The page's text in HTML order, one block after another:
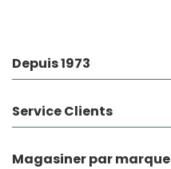
Depuis 1973
Service Clients
Magasiner par marque